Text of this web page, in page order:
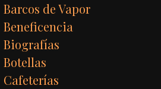
Barcos de Vapor
Beneficencia
Biografías
Botellas
Cafeterías